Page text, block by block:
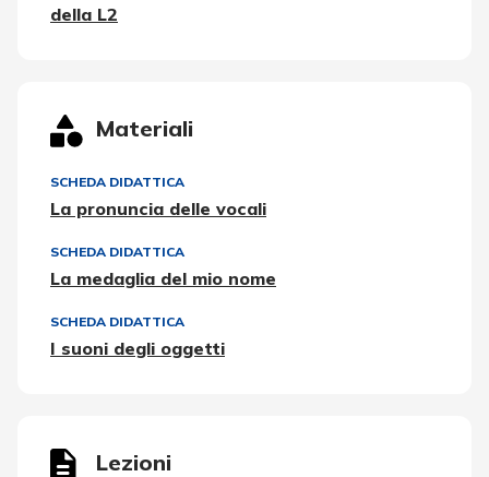
della L2
Materiali
SCHEDA DIDATTICA
La pronuncia delle vocali
SCHEDA DIDATTICA
La medaglia del mio nome
SCHEDA DIDATTICA
I suoni degli oggetti
Lezioni